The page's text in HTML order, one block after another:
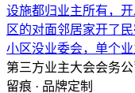
设施都归业主所有，开
区的对面邻居家开了
小区没业委会，单个业
第三方业主大会会务
留痕 · 品牌定制